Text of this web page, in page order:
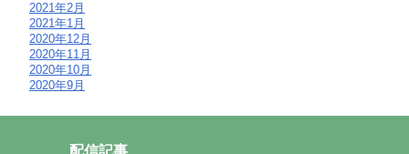
2021年2月
2021年1月
2020年12月
2020年11月
2020年10月
2020年9月
配信記事